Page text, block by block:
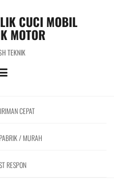
CUCI MOBIL
MOTOR
TEKNIK
CEPAT
/ MURAH
RESPON